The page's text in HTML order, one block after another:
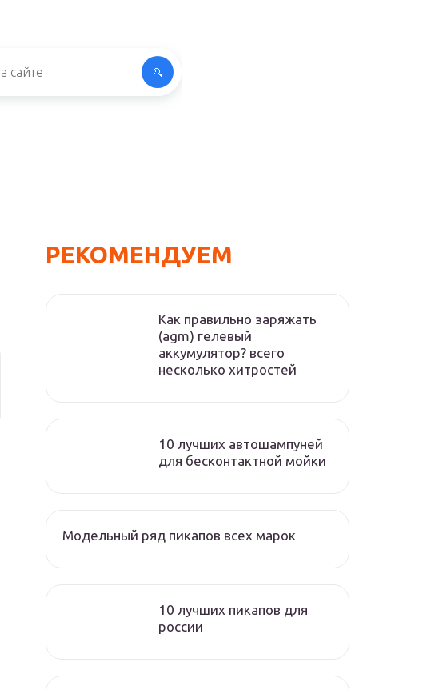
РЕКОМЕНДУЕМ
Как правильно заряжать
(agm) гелевый
аккумулятор? всего
несколько хитростей
10 лучших автошампуней
для бесконтактной мойки
Модельный ряд пикапов всех марок
10 лучших пикапов для
россии